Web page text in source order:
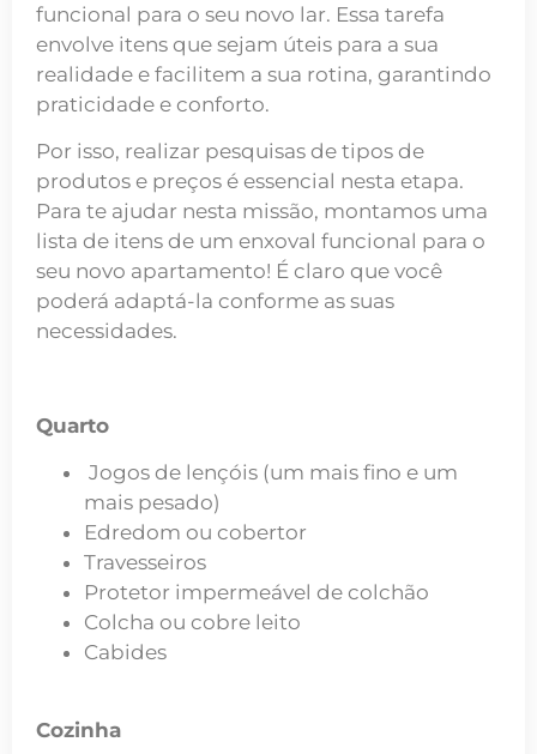
funcional para o seu novo lar. Essa tarefa
envolve itens que sejam úteis para a sua
realidade e facilitem a sua rotina, garantindo
praticidade e conforto.
Por isso, realizar pesquisas de tipos de
produtos e preços é essencial nesta etapa.
Para te ajudar nesta missão, montamos uma
lista de itens de um enxoval funcional para o
seu novo apartamento! É claro que você
poderá adaptá-la conforme as suas
necessidades.
Quarto
Jogos de lençóis (um mais fino e um
mais pesado)
Edredom ou cobertor
Travesseiros
Protetor impermeável de colchão
Colcha ou cobre leito
Cabides
Cozinha